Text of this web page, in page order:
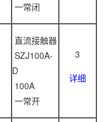
一常闭
直流接触器
SZJ100A-
D
100A
一常开
3
详细